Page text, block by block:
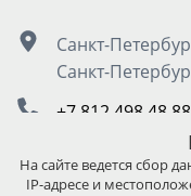
Санкт-
Санкт-
+7 812 498 48 88
Москва,
На сайте ведется сбор
IP-адресе и